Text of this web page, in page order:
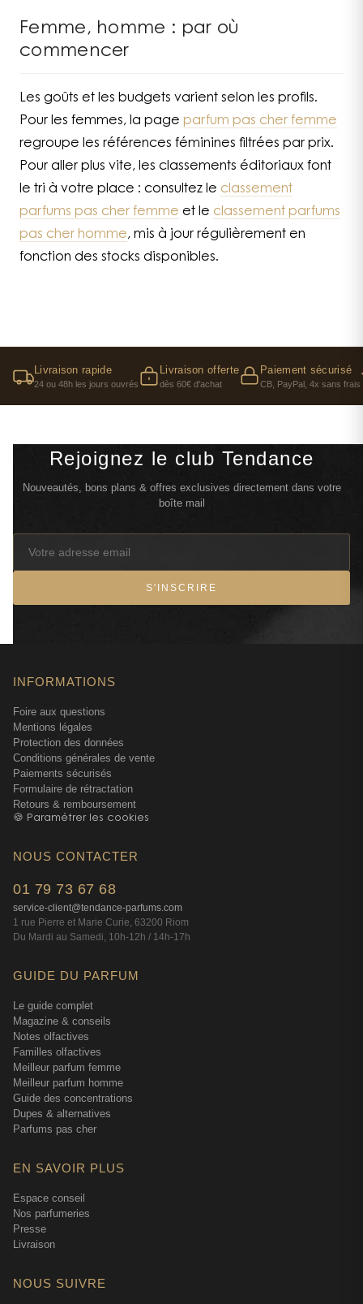
Femme, homme : par où
commencer
Les goûts et les budgets varient selon les profils.
Pour les femmes, la page parfum pas cher femme
regroupe les références féminines filtrées par prix.
Pour aller plus vite, les classements éditoriaux font
le tri à votre place : consultez le classement
parfums pas cher femme et le classement parfums
pas cher homme, mis à jour régulièrement en
fonction des stocks disponibles.
Livraison rapide
24 ou 48h les jours ouvrés
Livraison offerte
dès 60€ d'achat
Paiement sécurisé
CB, PayPal, 4x sans frais
Rejoignez le club Tendance
Nouveautés, bons plans & offres exclusives directement dans votre
boîte mail
S'INSCRIRE
INFORMATIONS
Foire aux questions
Mentions légales
Protection des données
Conditions générales de vente
Paiements sécurisés
Formulaire de rétractation
Retours & remboursement
🍪 Paramétrer les cookies
NOUS CONTACTER
01 79 73 67 68
service-client@tendance-parfums.com
1 rue Pierre et Marie Curie, 63200 Riom
Du Mardi au Samedi, 10h-12h / 14h-17h
GUIDE DU PARFUM
Le guide complet
Magazine & conseils
Notes olfactives
Familles olfactives
Meilleur parfum femme
Meilleur parfum homme
Guide des concentrations
Dupes & alternatives
Parfums pas cher
EN SAVOIR PLUS
Espace conseil
Nos parfumeries
Presse
Livraison
NOUS SUIVRE